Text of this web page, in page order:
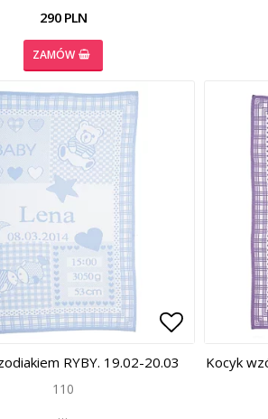
290 PLN
ZAMÓW
favorites
favorites Add to
Add to
RYBY. 19.02-20.03
110
…
Kocyk